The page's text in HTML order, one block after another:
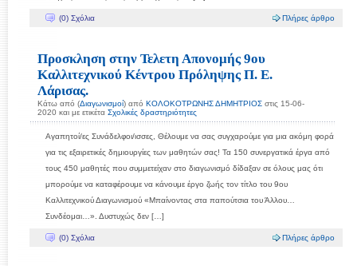
(0) Σχόλια Πλήρες άρθρο
Προσκληση στην Τελετη Απονομής 9ου
Καλλιτεχνικού Κέντρου Πρόληψης Π. Ε.
Λάρισας.
Κάτω από (Διαγωνισμοί) από ΚΟΛΟΚΟΤΡΩΝΗΣ ΔΗΜΗΤΡΙΟΣ στις 15-06-
2020 και με ετικέτα Σχολικές δραστηριότητες
Αγαπητοί/ες Συνάδελφοι/ισσες, Θέλουμε να σας συγχαρούμε για μια ακόμη φορά
για τις εξαιρετικές δημιουργίες των μαθητών σας! Τα 150 συνεργατικά έργα από
τους 450 μαθητές που συμμετείχαν στο διαγωνισμό δίδαξαν σε όλους μας ότι
μπορούμε να καταφέρουμε να κάνουμε έργο ζωής τον τίτλο του 9ου
Καλλιτεχνικού Διαγωνισμού «Μπαίνοντας στα παπούτσια του Άλλου…
Συνδέομαι…». Δυστυχώς δεν […]
(0) Σχόλια Πλήρες άρθρο